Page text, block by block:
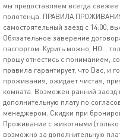
мы предоставляем всегда свежее
полотенца. ПРАВИЛА
самостоятельный заезд с 14:00,
Обязательное заверение
паспортом. Курить можно, НО...
прошу отнестись с пониманием,
правила гарантирует, что Вас, и
проживания, ожидает чистая,
комната. Возможен ранний заезд
дополнительную плату по
менеджером. Скидки при
Проживание с животными
возможно за дополнительную